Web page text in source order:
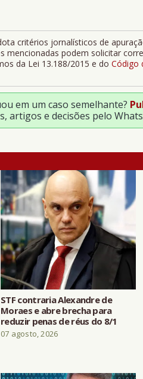
critérios jornalísticos de
mencionadas podem solicitar
da Lei 13.188/2015 e do Código
em um caso semelhante?
artigos e decisões pelo
STF contraria Alexandre de
Moraes e abre brecha para
reduzir penas de réus do 8/1
07 agosto, 2026